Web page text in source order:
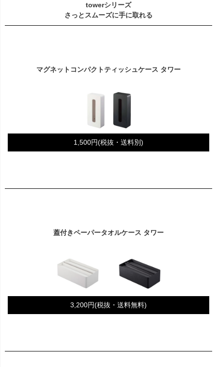
towerシリーズ
さっとスムーズに手に取れる
マグネットコンパクトティッシュケース タワー
1,500円(税抜・送料別)
蓋付きペーパータオルケース タワー
3,200円(税抜・送料無料)